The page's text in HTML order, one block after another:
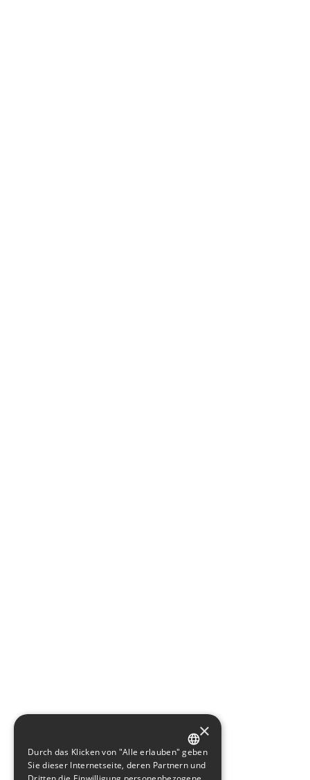
GERMAN
×
Durch das Klicken von "Alle erlauben" geben
Sie dieser Internetseite, deren Partnern und